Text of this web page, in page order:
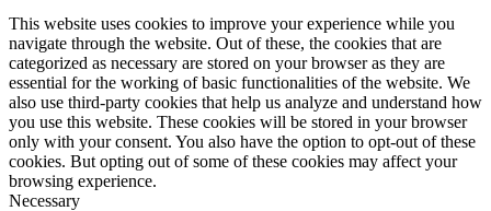
This website uses cookies to improve your experience while you
navigate through the website. Out of these, the cookies that are
categorized as necessary are stored on your browser as they are
essential for the working of basic functionalities of the website. We
also use third-party cookies that help us analyze and understand how
you use this website. These cookies will be stored in your browser
only with your consent. You also have the option to opt-out of these
cookies. But opting out of some of these cookies may affect your
browsing experience.
Necessary